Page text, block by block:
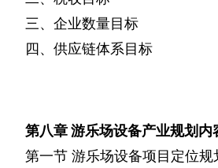
三、企业数量目标
四、供应链体系目标
第八章游乐场设备产业规划内
第一节 游乐场设备项目定位规